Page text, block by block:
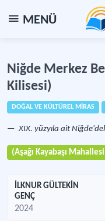
MENÜ
Niğde Merkez
Kilisesi)
DOĞAL VE KÜLTÜREL MİRAS
XIX. yüzyıla ait
(Aşağı Kayabaşı
İLKNUR GÜLTEKİN
GENÇ
2024